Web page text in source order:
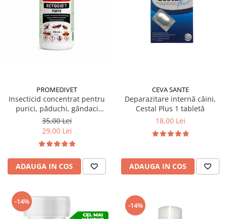
Suplimente și vitamine păsări și
Antidiareice
PROMEDIVET
Insecticid concentrat pentru
purici, păduchi, gândaci
Ectocid Forte T 100 ml
35,00 Lei
29,00 Lei
ADAUGA IN COS
CEVA SANTE
Deparazitare internă câini,
Cestal Plus 1 tabletă
18,00 Lei
ADAUGA IN COS
-14% -14%